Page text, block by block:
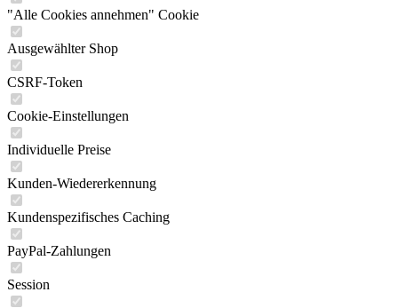
"Alle Cookies annehmen" Cookie
Ausgewählter Shop
CSRF-Token
Cookie-Einstellungen
Individuelle Preise
Kunden-Wiedererkennung
Kundenspezifisches Caching
PayPal-Zahlungen
Session